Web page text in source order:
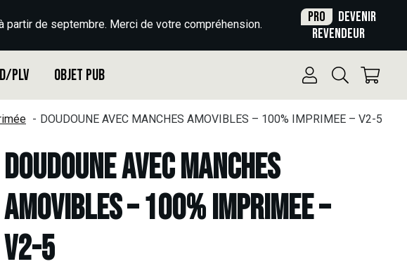
de septembre. Merci de votre compréhension. Pro
Devenir
revendeur
PLV Objet Pub
DOUDOUNE AVEC MANCHES AMOVIBLES – 100% IMPRIMEE – V2-5
DOUDOUNE AVEC MANCHES
AMOVIBLES – 100% IMPRIMEE –
V2-5